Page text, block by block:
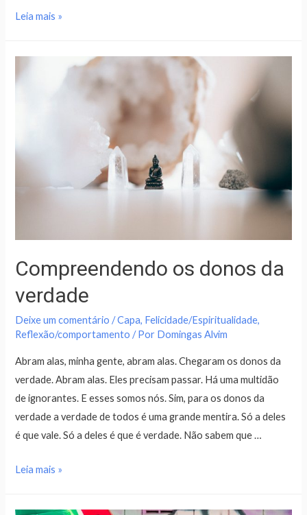
Leia mais »
Compreendendo os donos da
verdade
Deixe um comentário /Capa, Felicidade/Espiritualidade,
Reflexão/comportamento / Por Domingas Alvim
Abram alas, minha gente, abram alas. Chegaram os donos da
verdade. Abram alas. Eles precisam passar. Há uma multidão
de ignorantes. E esses somos nós. Sim, para os donos da
verdade a verdade de todos é uma grande mentira. Só a deles
é que vale. Só a deles é que é verdade. Não sabem que …
Leia mais »